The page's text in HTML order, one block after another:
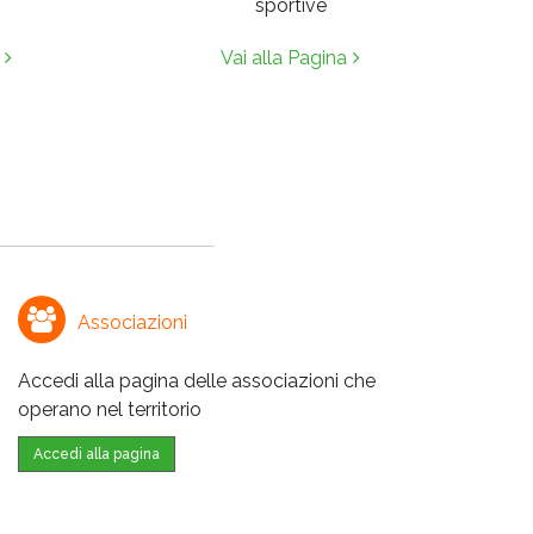
sportive
Vai alla Pagina
Associazioni
Accedi alla pagina delle associazioni che
operano nel territorio
Accedi alla pagina